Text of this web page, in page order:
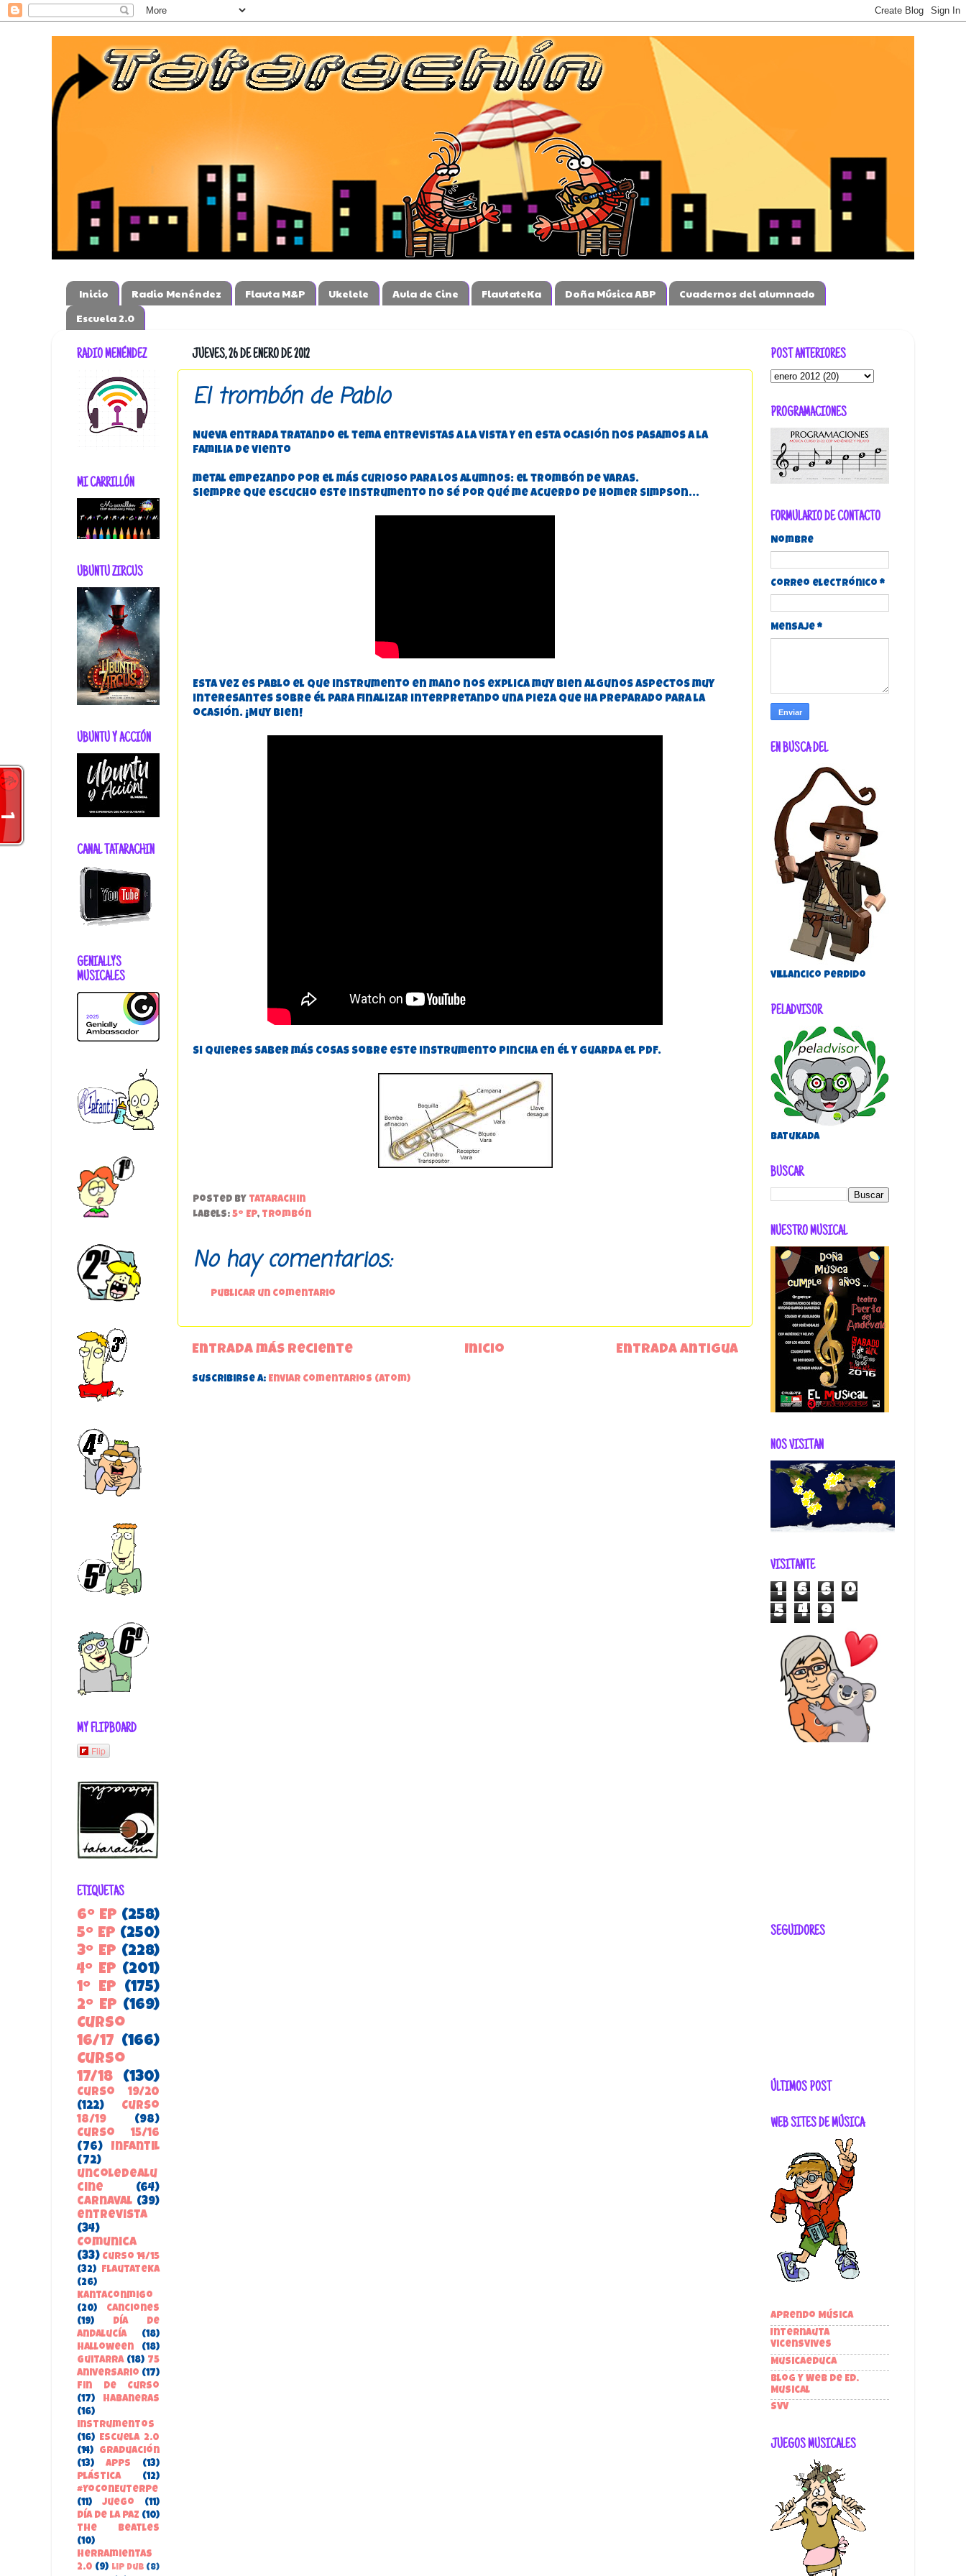
Inicio Radio Menéndez Flauta M&P Ukelele Aula de Cine FlautateKa Doña Música ABP
Cuadernos del alumnado
Escuela 2.0
JUEVES, 26 DE ENERO DE 2012
El trombón de Pablo
Nueva entrada tratando el tema entrevistas a la vista y en esta ocasión nos pasamos a la
familia de viento
metal empezando por el más curioso para los alumnos: el trombón de varas.
Siempre que escucho este instrumento no sé por qué me acuerdo de Homer Simpson...
Esta vez es Pablo el que instrumento en mano nos explica muy bien algunos aspectos muy
interesantes sobre él para finalizar interpretando una pieza que ha preparado para la
ocasión. ¡Muy bien!
Si quieres saber más cosas sobre este instrumento pincha en él y guarda el PDF.
Posted by tatarachin
Labels: 5º EP, trombón
No hay comentarios:
Publicar un comentario
Entrada más reciente Entrada antigua
Inicio
Suscribirse a: Enviar comentarios (Atom)
RADIO MENÉNDEZ
MI CARRILLÓN
UBUNTU ZIRCUS
UBUNTU Y ACCIÓN
CANAL TATARACHIN
GENIALLYS
MUSICALES
MY FLIPBOARD
Flip
ETIQUETAS
6º EP (258)
5º EP (250)
3º EP (228)
4º EP (201)
1º EP
(175)
2º EP (169)
Curso
16/17 (166)
Curso
17/18
(130)
Curso 19/20
(122)
Curso
18/19
(98)
Curso 15/16
(76)
Infantil
(72)
uncoledealu
cine
(64)
carnaval (39)
entrevista
(34)
ComunicA
(33) Curso 14/15
(32)
FlautateKa
(26)
kantaconmigo
(20)
canciones
(19)
Día de
Andalucía
(18)
Halloween
(18)
guitarra (18) 75
aniversario (17)
Fin de Curso
(17)
habaneras
(16)
instrumentos
(16) Escuela 2.0
(14)
Graduación
(13)
apps
(13)
Plástica
(12)
#YoConEuterpe
(11)
juego
(11)
Día de la Paz (10)
the beatles
(10)
herramientas
2.0 (9) Lip Dub (8)
POST ANTERIORES
PROGRAMACIONES
FORMULARIO DE CONTACTO
Nombre
Correo electrónico *
Mensaje *
EN BUSCA DEL
villancico perdido
PELADVISOR
Batukada
BUSCAR
NUESTRO MUSICAL
NOS VISITAN
VISITANTE
1 6 6
0
5
4 9
SEGUIDORES
ÚLTIMOS POST
WEB SITES DE MÚSICA
Aprendo Música
Internauta
VicensVives
Musicaeduca
Blog y Web de Ed.
Musical
SVV
JUEGOS MUSICALES